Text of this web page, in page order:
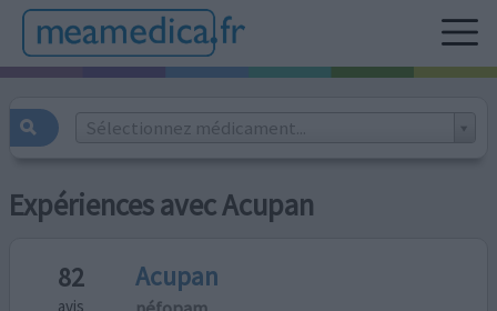
Sélectionnez médicament...
Expériences avec Acupan
82
avis
Acupan